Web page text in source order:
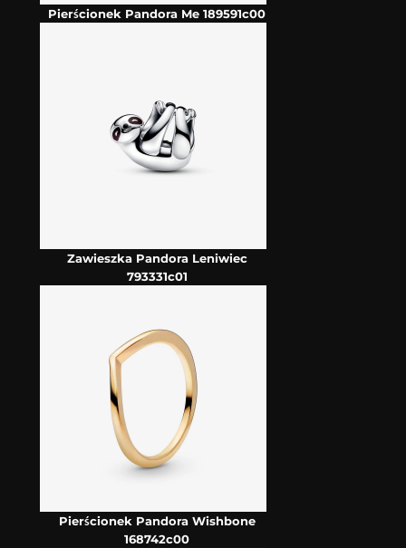
Pierścionek Pandora Me 189591c00
Zawieszka Pandora Leniwiec
793331c01
Pierścionek Pandora Wishbone
168742c00